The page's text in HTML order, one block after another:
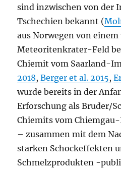
sind inzwischen von der
Tschechien bekannt (
aus Norwegen von
Meteoritenkrater-Feld
Chiemit vom Saarland-
2018,Berger et al. 2015,
wurde bereits in der
Erforschung als Bruder/
Chiemits vom
– zusammen mit dem
starken Schockeffekten
Schmelzprodukten -